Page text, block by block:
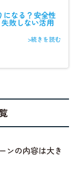
になる？安全性
敗しない活用
>続きを読む
ンの内容は大き